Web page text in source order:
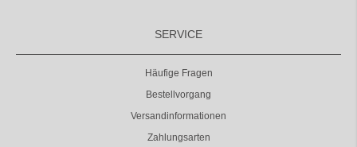
SERVICE
Häufige Fragen
Bestellvorgang
Versandinformationen
Zahlungsarten